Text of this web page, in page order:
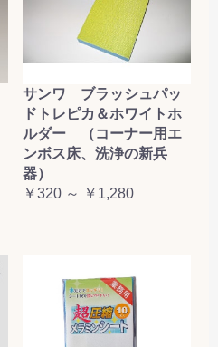
サンワ ブラッシュパッ
ドトレピカ＆ホワイトホ
ルダー （コーナー用エ
ンボス床、洗浄の新兵
器）
￥320 ～ ￥1,280